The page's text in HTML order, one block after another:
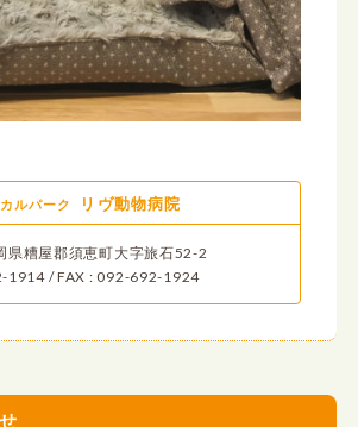
ルパーク リヴ動物病院
県糟屋郡須恵町大字旅石52-2
1914 / FAX : 092-692-1924